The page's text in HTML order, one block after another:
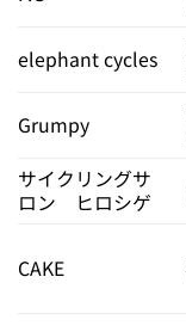
elephant cycles
Grumpy
サイクリングサ
ロン ヒロシゲ
CAKE